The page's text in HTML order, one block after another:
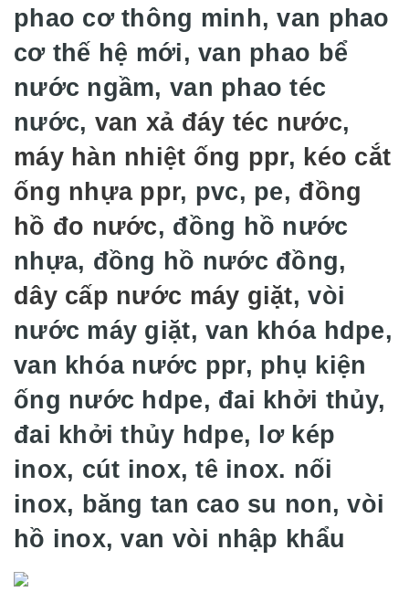
phao cơ thông minh, van phao
cơ thế hệ mới, van phao bể
nước ngầm, van phao téc
nước, van xả đáy téc nước,
máy hàn nhiệt ống ppr, kéo cắt
ống nhựa ppr, pvc, pe, đồng
hồ đo nước, đồng hồ nước
nhựa, đồng hồ nước đồng,
dây cấp nước máy giặt, vòi
nước máy giặt, van khóa hdpe,
van khóa nước ppr, phụ kiện
ống nước hdpe, đai khởi thủy,
đai khởi thủy hdpe, lơ kép
inox, cút inox, tê inox. nối
inox, băng tan cao su non, vòi
hồ inox, van vòi nhập khẩu